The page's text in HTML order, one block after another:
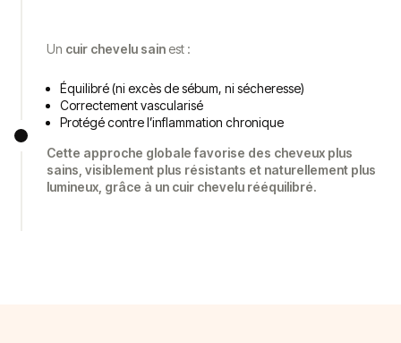
Un cuir chevelu sainest :
Équilibré (ni excès de sébum, ni sécheresse)
Correctement vascularisé
Protégé contre l’inflammation chronique
Cette approche globale favorise des cheveux plus
sains, visiblement plus résistants et naturellement plus
lumineux, grâce à un cuir chevelu rééquilibré.